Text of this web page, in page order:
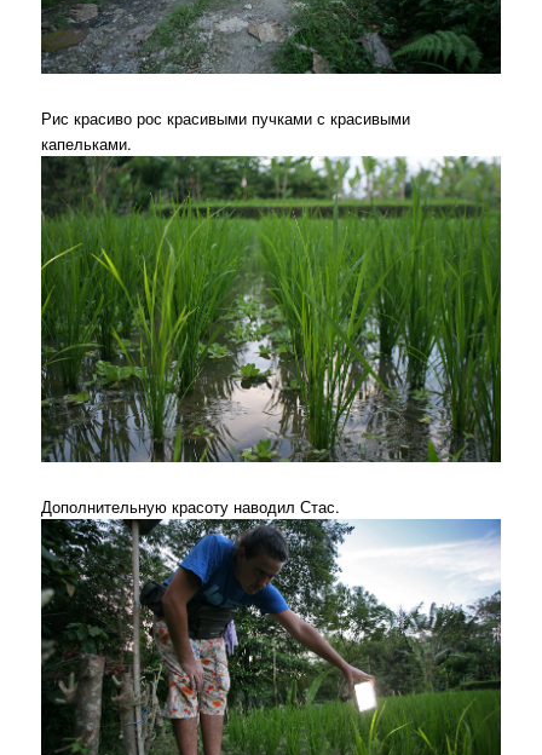
Рис красиво рос красивыми пучками с красивыми
капельками.
Дополнительную красоту наводил Стас.